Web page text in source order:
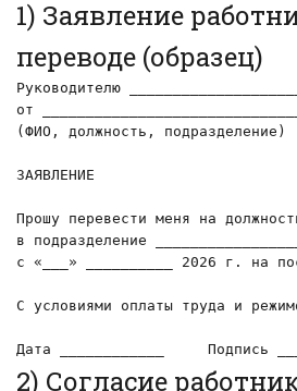
1) Заявление
переводе (образец)
Руководителю
от
(ФИО, должность, подразделение)
ЗАЯВЛЕНИЕ
Прошу перевести меня на
в подразделение
с «___» __________ 2026 г. на
С условиями оплаты труда и
Дата ____________     Подпись
2) Согласие